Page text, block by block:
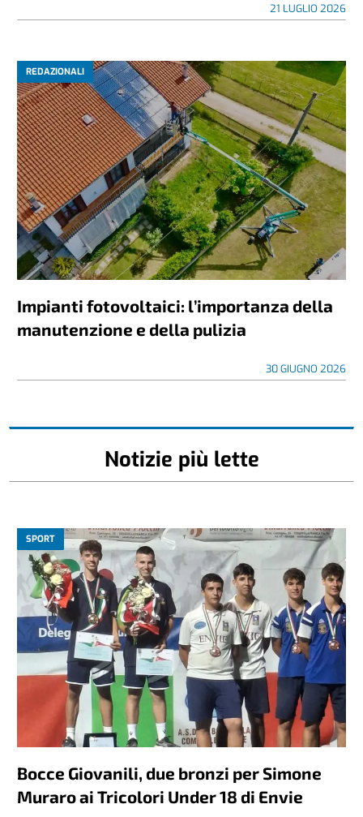
21 LUGLIO 2026
REDAZIONALI
Impianti fotovoltaici: l’importanza della
manutenzione e della pulizia
30 GIUGNO 2026
Notizie più lette
SPORT
Bocce Giovanili, due bronzi per Simone
Muraro ai Tricolori Under 18 di Envie